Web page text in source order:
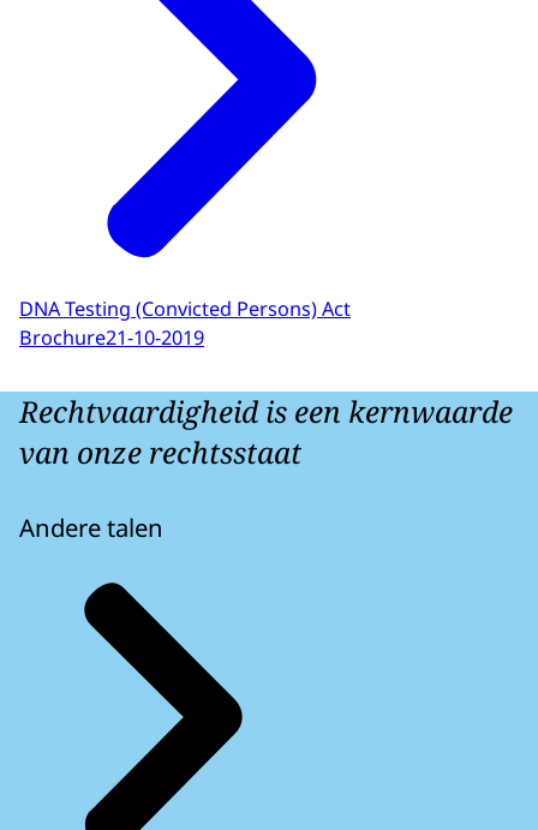
DNA Testing (Convicted Persons) Act
Brochure21-10-2019
Rechtvaardigheid is een kernwaarde
van onze rechtsstaat
Andere talen